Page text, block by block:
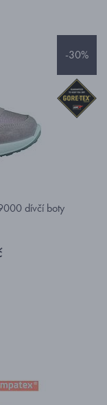
-30%
dívčí boty